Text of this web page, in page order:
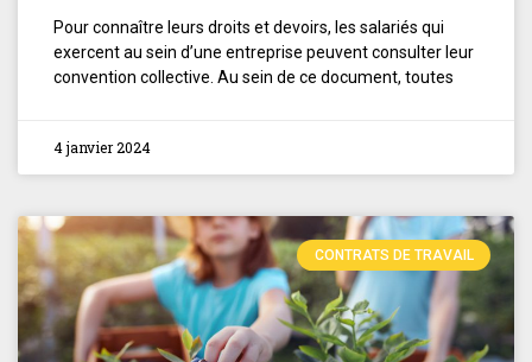
Pour connaître leurs droits et devoirs, les salariés qui
exercent au sein d’une entreprise peuvent consulter leur
convention collective. Au sein de ce document, toutes
4 janvier 2024
CONTRATS DE TRAVAIL